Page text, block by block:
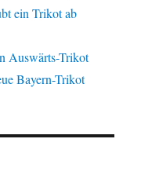
ein Trikot ab
Auswärts-Trikot
Bayern-Trikot